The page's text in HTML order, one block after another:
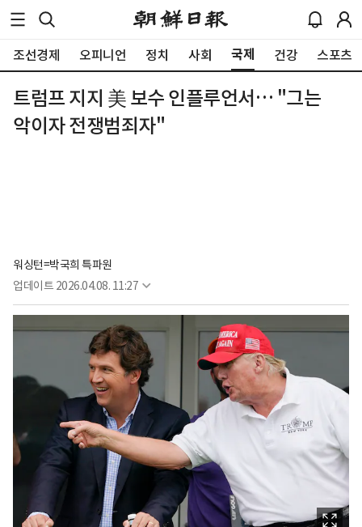
조선경제 오피니언 정치 사회 국제 건강 스포츠
트럼프 지지 美 보수 인플루언서… "그는
악이자 전쟁범죄자"
워싱턴=박국희 특파원
업데이트 2026.04.08. 11:27